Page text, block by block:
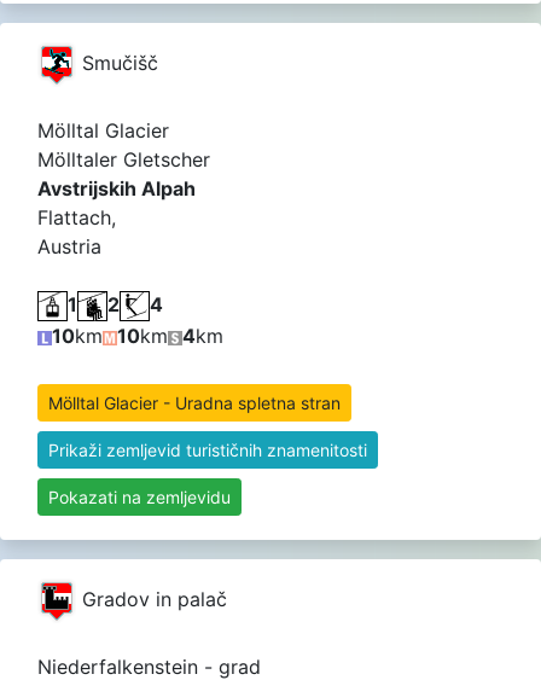
Smučišč
Mölltal Glacier
Mölltaler Gletscher
Avstrijskih Alpah
Flattach,
Austria
1 2
4
10km 10km 4km
Mölltal Glacier - Uradna spletna stran
Prikaži zemljevid turističnih znamenitosti
Pokazati na zemljevidu
Gradov in palač
Niederfalkenstein - grad